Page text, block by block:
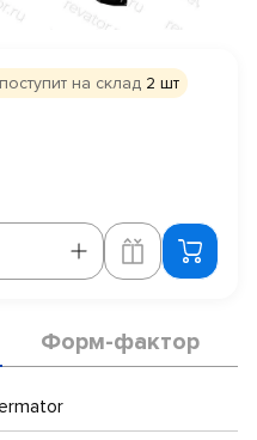
поступит на склад 2 шт
Форм-фактор